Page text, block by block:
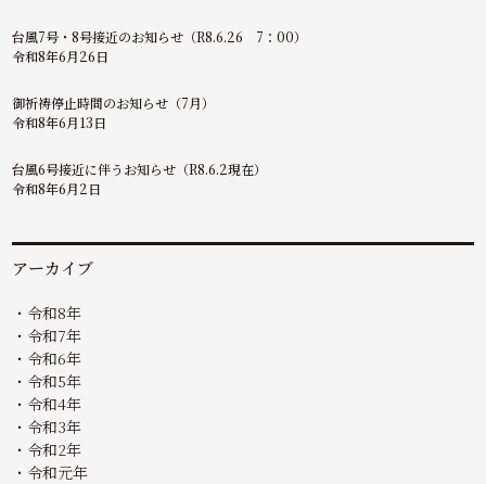
台風7号・8号接近のお知らせ（R8.6.26 7：00）
令和8年6月26日
御祈祷停止時間のお知らせ（7月）
令和8年6月13日
台風6号接近に伴うお知らせ（R8.6.2現在）
令和8年6月2日
アーカイブ
令和8年
令和7年
令和6年
令和5年
令和4年
令和3年
令和2年
令和元年